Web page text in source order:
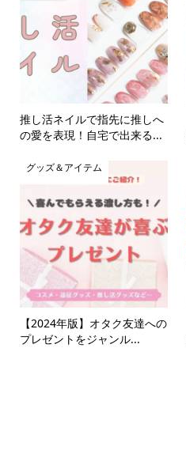
推し活ネイルで指先に推しへ
の愛を表現！自宅で出来る...
グッズ＆アイテム
【2024年版】オタク友達への
プレゼントをジャンル...